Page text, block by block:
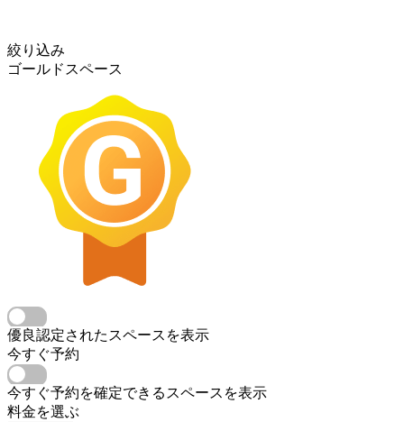
絞り込み
ゴールドスペース
優良認定されたスペースを表示
今すぐ予約
今すぐ予約を確定できるスペースを表示
料金を選ぶ